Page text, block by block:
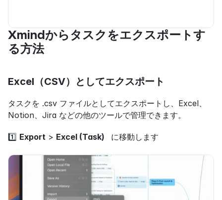
Xmindからタスクをエクスポートす
る方法
Excel（CSV）としてエクスポート
タスクを .csv ファイルとしてエクスポートし、Excel、
Notion、Jira などの他のツールで管理できます。
1️⃣ Export > Excel (Task) に移動します